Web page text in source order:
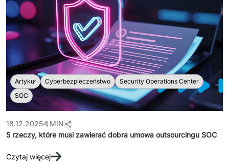
Artykuł Cyberbezpieczeństwo
Security Operations Center
SOC
18.12.20254 MIN
5 rzeczy, które musi zawierać dobra umowa outsourcingu SOC
Czytaj więcej